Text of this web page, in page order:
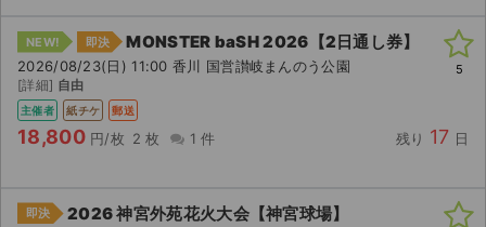
NEW! 即決 MONSTER baSH 2026【2日通し券】
2026/08/23(日) 11:00 香川 国営讃岐まんのう公園
[詳細] 自由
主催者 紙チケ 郵送
18,800 円/枚 2 枚 1 件 残り 17 日
5
即決 2026 神宮外苑花火大会【神宮球場】